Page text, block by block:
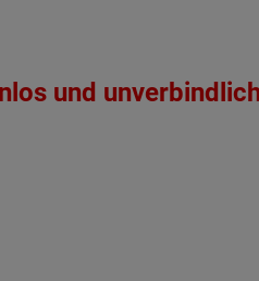
und